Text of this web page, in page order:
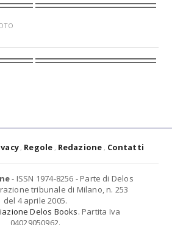
Regole Redazione Contatti
- ISSN 1974-8256 - Parte di Delos
tribunale di Milano, n. 253
del 4 aprile 2005.
Delos Books. Partita Iva
04029050962.